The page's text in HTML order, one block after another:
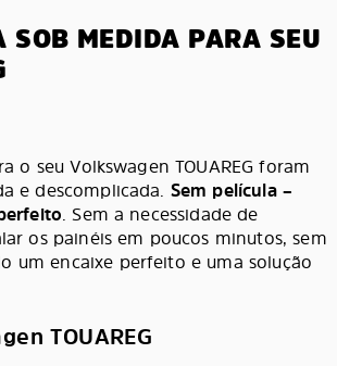
SOB MEDIDA PARA SEU
o seu Volkswagen TOUAREG foram
e descomplicada. Sem película –
. Sem a necessidade de
os painéis em poucos minutos, sem
um encaixe perfeito e uma solução
TOUAREG